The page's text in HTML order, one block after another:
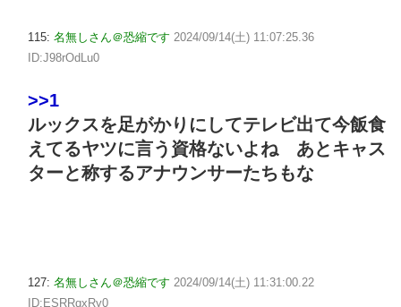
115: 名無しさん＠恐縮です 2024/09/14(土) 11:07:25.36
ID:J98rOdLu0
>>1
ルックスを足がかりにしてテレビ出て今飯食
えてるヤツに言う資格ないよね あとキャス
ターと称するアナウンサーたちもな
127: 名無しさん＠恐縮です 2024/09/14(土) 11:31:00.22
ID:ESRRqxRy0